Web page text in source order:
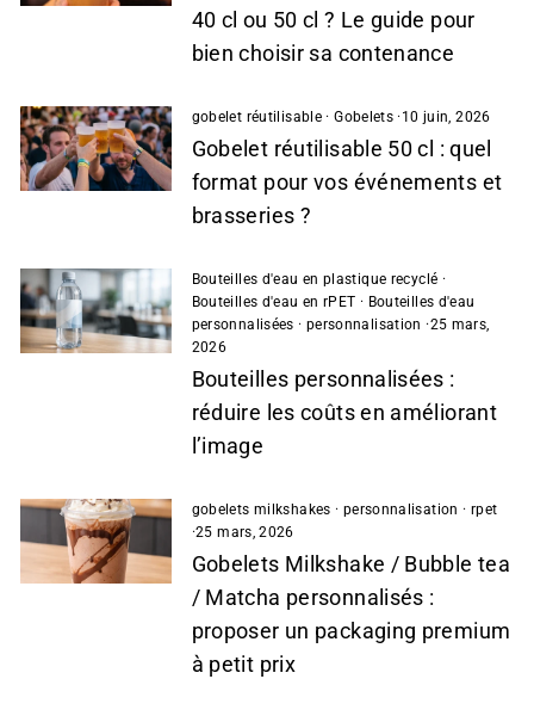
40 cl ou 50 cl ? Le guide pour
bien choisir sa contenance
gobelet réutilisable ·Gobelets ·10 juin, 2026
Gobelet réutilisable 50 cl : quel
format pour vos événements et
brasseries ?
Bouteilles d'eau en plastique recyclé ·
Bouteilles d'eau en rPET · Bouteilles d'eau
personnalisées · personnalisation ·25 mars,
2026
Bouteilles personnalisées :
réduire les coûts en améliorant
l’image
gobelets milkshakes · personnalisation · rpet
·25 mars, 2026
Gobelets Milkshake / Bubble tea
/ Matcha personnalisés :
proposer un packaging premium
à petit prix